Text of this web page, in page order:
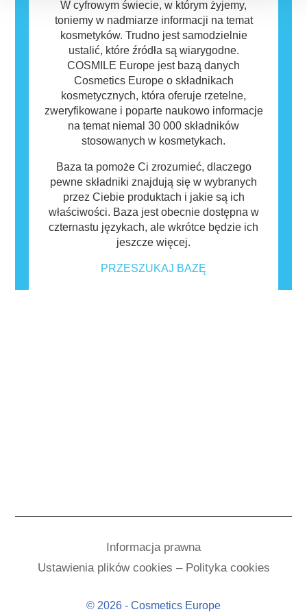
W cyfrowym świecie, w którym żyjemy,
toniemy w nadmiarze informacji na temat
kosmetyków. Trudno jest samodzielnie
ustalić, które źródła są wiarygodne.
COSMILE Europe jest bazą danych
Cosmetics Europe o składnikach
kosmetycznych, która oferuje rzetelne,
zweryfikowane i poparte naukowo informacje
na temat niemal 30 000 składników
stosowanych w kosmetykach.
Baza ta pomoże Ci zrozumieć, dlaczego
pewne składniki znajdują się w wybranych
przez Ciebie produktach i jakie są ich
właściwości. Baza jest obecnie dostępna w
czternastu językach, ale wkrótce będzie ich
jeszcze więcej.
PRZESZUKAJ BAZĘ
Informacja prawna
Ustawienia plików cookies – Polityka cookies
© 2026 - Cosmetics Europe